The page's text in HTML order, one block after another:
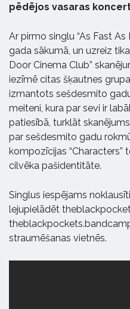
pēdējos vasaras
Ar pirmo singlu “As Fast As
gada sākumā, un uzreiz
Door Cinema Club”
iezīmē citas šķautnes
izmantots sešdesmito
meiteni, kura par sevi ir
patiesībā, turklāt
par sešdesmito gadu
kompozīcijas “Characters”
cilvēka pašidentitāte.
Singlus iespējams
lejupielādēt
straumēšanas vietnēs.